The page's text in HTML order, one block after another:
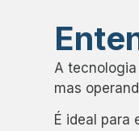
A
mas
É ideal para